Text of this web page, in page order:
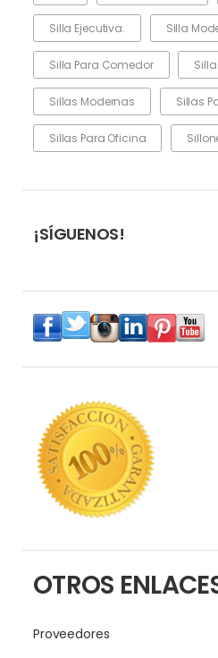
Silla Ejecutiva. Silla
Silla Para Comedor
Sillas Modernas Sillas
Sillas Para Oficina
¡SÍGUENOS!
OTROS
Proveedores